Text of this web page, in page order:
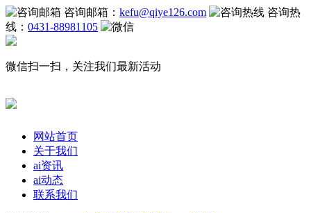
咨询邮箱： kefu@qiye126.com
咨询热
线： 0431-88981105
微信扫一扫，关注我们最新活动
网站首页
关于我们
ai资讯
ai动态
联系我们